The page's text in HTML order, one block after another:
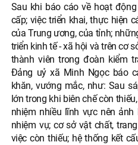
Sau khi báo cáo về hoạt
cấp; việc triển khai, thực hiện
của Trung ương, của tỉnh;
triển kinh tế - xã hội và trên cơ
thành viên trong đoàn kiểm
Đảng uỷ xã Minh Ngọc báo
khăn, vướng mắc, như: Sau
lớn trong khi biên chế còn
nhiệm nhiều lĩnh vực nên
nhiệm vụ; cơ sở vật chất,
việc còn thiếu; hệ thống kết